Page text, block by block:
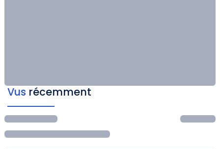
Vus récemment